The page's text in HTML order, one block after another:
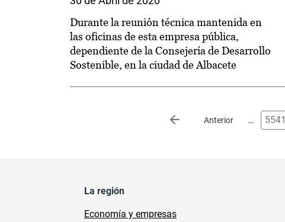
Durante la reunión técnica mantenida en
las oficinas de esta empresa pública,
dependiente de la Consejería de Desarrollo
Sostenible, en la ciudad de Albacete
Anterior
Página anterior … 5541
La región
Economía y empresas